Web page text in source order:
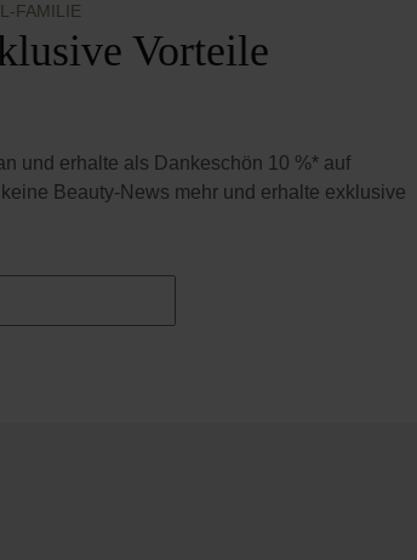
FAMILIE
Vorteile
und erhalte als Dankeschön 10 %* auf
Beauty-News mehr und erhalte exklusive